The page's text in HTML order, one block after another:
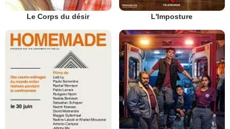
Le Corps du désir L'Imposture